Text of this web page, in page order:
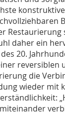
Restaurierung
daher ein
20.
reversiblen
die
wieder mit